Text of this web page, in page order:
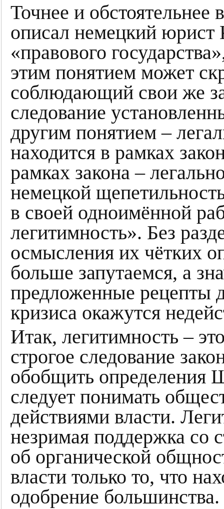
Точнее и обстоятельнее
описал немецкий юрист
«правового
этим понятием может
соблюдающий свои же
следование
другим понятием –
находится в рамках
рамках закона –
немецкой
в своей одноимённой
легитимность». Без
осмысления их чётких
больше запутаемся, а
предложенные рецепты
кризиса окажутся
Итак, легитимность –
строгое следование
обобщить определения
следует понимать
действиями власти.
незримая поддержка со
об органической
власти только то, что
одобрение большинства.